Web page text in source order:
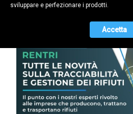
14.10.2024
sviluppare e perfezionare i prodotti.
Accetta